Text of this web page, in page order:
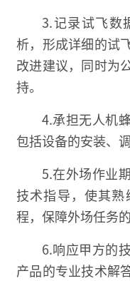
3.记录试飞数
析，形成详细的试
改进建议，同时为
持。
4.承担无人机
包括设备的安装、
5.在外场作业
技术指导，使其
程，保障外场任务
6.响应甲方的
产品的专业技术解